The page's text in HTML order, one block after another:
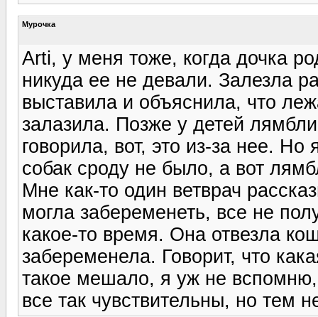
Мурочка
Arti, у меня тоже, когда дочка
никуда ее не девали. Залезла
выставила и объяснила, что
залазила. Позже у детей
говорила, вот, это из-за нее.
собак сроду не было, а вот
Мне как-то один ветврач
могла забеременеть, все не
какое-то время. Она отвезла
забеременела. Говорит, что
такое мешало, я уж не
все так чувствительны, но тем